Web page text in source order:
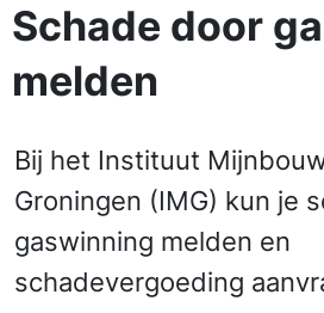
Schade door
melden
Bij het Instituut
Groningen (IMG) kun je
gas­winning melden en
schadevergoeding